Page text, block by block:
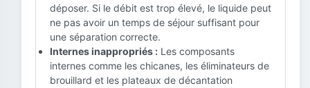
déposer. Si le débit est trop élevé, le liquide peut
ne pas avoir un temps de séjour suffisant pour
une séparation correcte.
Internes inappropriés : Les composants
internes comme les chicanes, les éliminateurs de
brouillard et les plateaux de décantation